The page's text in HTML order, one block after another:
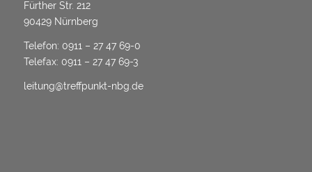
Fürther Str. 212
90429 Nürnberg
Telefon: 0911 – 27 47 69-0
Telefax: 0911 – 27 47 69-3
leitung@treffpunkt-nbg.de